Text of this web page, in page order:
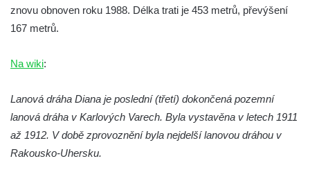
znovu obnoven roku 1988. Délka trati je 453 metrů, převýšení
167 metrů.
Na wiki:
Lanová dráha Diana je poslední (třetí) dokončená pozemní
lanová dráha v Karlových Varech. Byla vystavěna v letech 1911
až 1912. V době zprovoznění byla nejdelší lanovou dráhou v
Rakousko-Uhersku.